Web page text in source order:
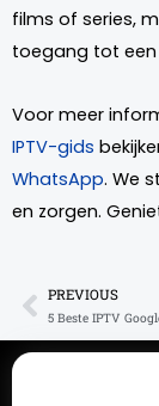
films of series,
toegang tot
Voor meer
IPTV-gids
WhatsApp. We
en zorgen.
Prev
PREVIOUS
5 Beste IPTV